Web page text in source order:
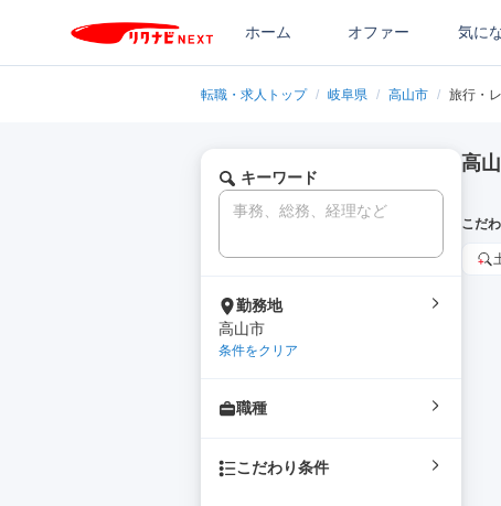
ホーム オファー 気に
転職・求人トップ / 岐阜県 / 高山市 / 旅行・
キーワード
勤務地
高山市
条件をクリア
職種
こだわり条件
高
こだ